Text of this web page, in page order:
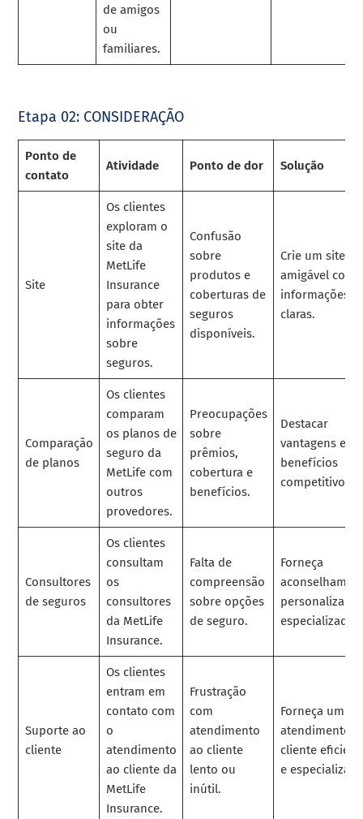
de amigos
ou
familiares.
Etapa 02: CONSIDERAÇÃO
Ponto de
contato
Atividade Ponto de dor Solução
Site
Os clientes
exploram o
site da
MetLife
Insurance
para obter
informações
sobre
seguros.
Confusão
sobre
produtos e
coberturas de
seguros
disponíveis.
Crie um site
amigável com
informações
claras.
Comparação
de planos
Os clientes
comparam
os planos de
seguro da
MetLife com
outros
provedores.
Preocupações
sobre
prêmios,
cobertura e
benefícios.
Destacar
vantagens e
benefícios
competitivos.
Consultores
de seguros
Os clientes
consultam
os
consultores
da MetLife
Insurance.
Falta de
compreensão
sobre opções
de seguro.
Forneça
personalizado
especializado.
Suporte ao
cliente
Os clientes
entram em
contato com
o
atendimento
ao cliente da
MetLife
Insurance.
Frustração
com
atendimento
ao cliente
lento ou
inútil.
Forneça um
atendimento
cliente
e